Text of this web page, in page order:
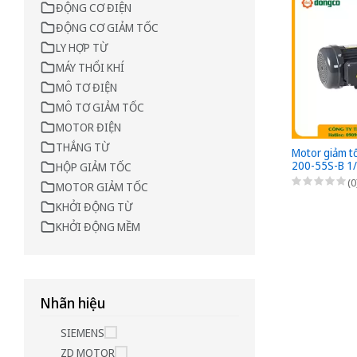
ĐỘNG CƠ ĐIỆN
ĐỘNG CƠ GIẢM TỐC
LY HỢP TỪ
MÁY THỔI KHÍ
MÔ TƠ ĐIỆN
MÔ TƠ GIẢM TỐC
MOTOR ĐIỆN
THẮNG TỪ
HỘP GIẢM TỐC
MOTOR GIẢM TỐC
KHỞI ĐỘNG TỪ
KHỞI ĐỘNG MỀM
Nhãn hiệu
SIEMENS
ZD MOTOR
Motor giảm
200-55S-B
0,2kW - 1/55
đế 3 Pha